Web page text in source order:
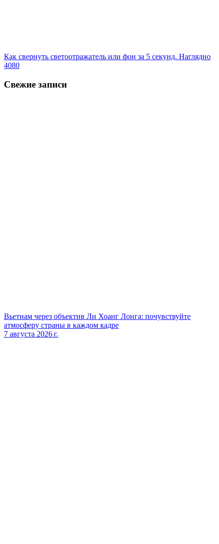
Как свернуть светоотражатель или фон за 5 секунд. Наглядно
4080
Свежие записи
Вьетнам через объектив Ли Хоанг Лонга: почувствуйте
атмосферу страны в каждом кадре
7 августа 2026 г.